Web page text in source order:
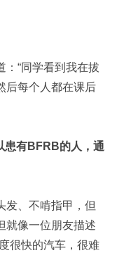
“同学看到我在拔
后每个人都在课后
患有BFRB的人，通
发、不啃指甲，但
就像一位朋友描述
很快的汽车，很难